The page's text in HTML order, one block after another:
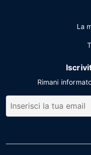
La
Rimani